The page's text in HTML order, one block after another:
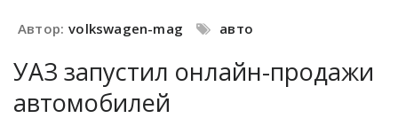
Автор: volkswagen-mag авто
УАЗ запустил онлайн-продажи
автомобилей